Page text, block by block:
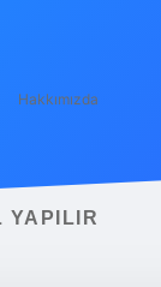
Hakkımızda
YAPILIR